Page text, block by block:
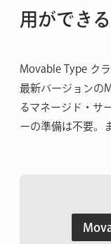
用ができ
Movable Type ク
最新バージョンの
るマネージド・サ
ーの準備は不要。